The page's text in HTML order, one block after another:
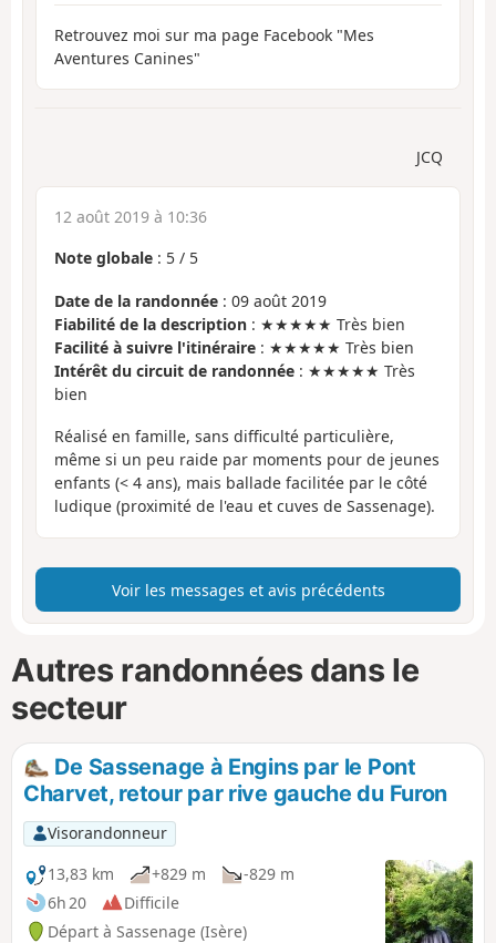
Retrouvez moi sur ma page Facebook "Mes
Aventures Canines"
JCQ
12 août 2019 à 10:36
Note globale : 5 / 5
Date de la randonnée : 09 août 2019
Fiabilité de la description : ★★★★★ Très bien
Facilité à suivre l'itinéraire : ★★★★★ Très bien
Intérêt du circuit de randonnée : ★★★★★ Très
bien
Réalisé en famille, sans difficulté particulière,
même si un peu raide par moments pour de jeunes
enfants (< 4 ans), mais ballade facilitée par le côté
ludique (proximité de l'eau et cuves de Sassenage).
Voir les messages et avis précédents
Autres randonnées dans le
secteur
De Sassenage à Engins par le Pont
Charvet, retour par rive gauche du Furon
Visorandonneur
13,83 km
+829 m
-829 m
6h 20
Difficile
Départ à Sassenage (Isère)